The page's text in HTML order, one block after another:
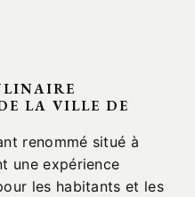
LA VILLE DE
renommé situé à
une expérience
les habitants et les